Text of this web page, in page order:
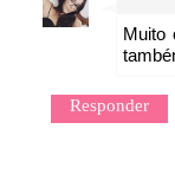
Muito
Responder